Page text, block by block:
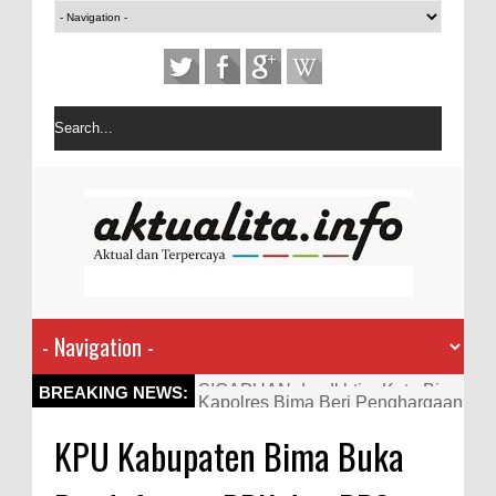
BREAKING NEWS:
Kapolres Bima Beri Penghargaan
Aktif Bantu Polisi Berantas
KPU Kabupaten Bima Buka